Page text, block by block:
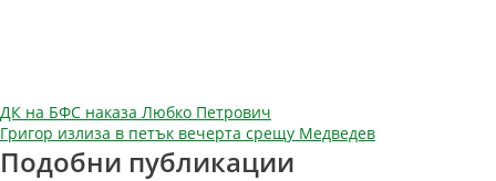
Навигация
ДК на БФС наказа Любко Петрович
Григор излиза в петък вечерта срещу Медведев
Подобни публикации